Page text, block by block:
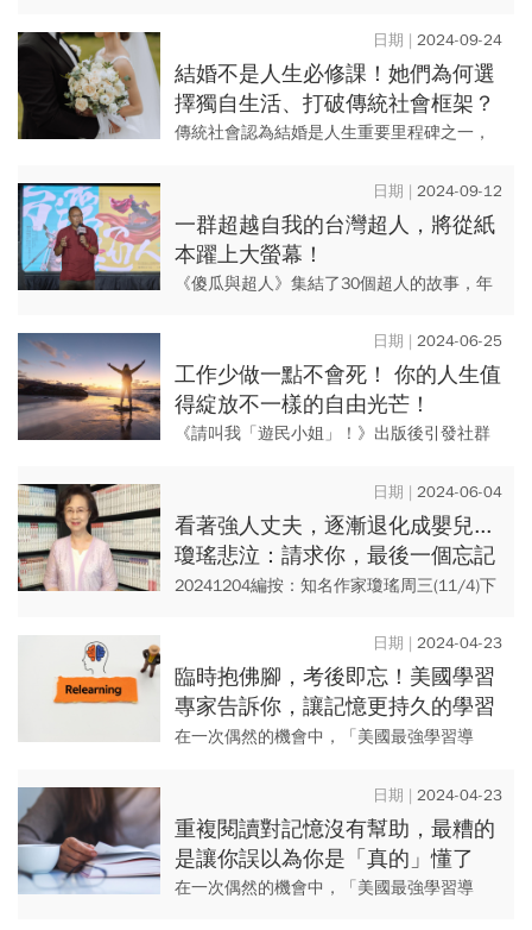
比5，一路追平到5比5，又從稍微落後的5比
6，將比數超前至7...
2024-09-24
結婚不是人生必修課！她們為何選
擇獨自生活、打破傳統社會框架？
傳統社會認為結婚是人生重要里程碑之一，
Aging Solo決定獨自生活的理由… 2024-09-12
一群超越自我的台灣超人，將從紙
本躍上大螢幕！
《傻瓜與超人》集結了30個超人的故事，年
映，這些超人將從紙本躍上大螢幕，用自己
的生命故事，鼓勵所有身處逆...
2024-06-25
工作少做一點不會死！ 你的人生值
得綻放不一樣的自由光芒！
《請叫我「遊民小姐」！》出版後引發社群
創意總監，卻天天爆肝加班，成為看不出原
形的高級社畜。 人人...
2024-06-04
看著強人丈夫，逐漸退化成嬰兒...
瓊瑤悲泣：請求你，最後一個忘記
我
20241204編按：知名作家瓊瑤周三(11/4)下
已無生命跡象，享壽86歲。 知名作家瓊瑤辭
世...
2024-04-23
臨時抱佛腳，考後即忘！美國學習
專家告訴你，讓記憶更持久的學習
時間分配法
在一次偶然的機會中，「美國最強學習導
意識到原來學生們都在用錯誤的方法學習。
經過二十年的科學研究...
2024-04-23
重複閱讀對記憶沒有幫助，最糟的
是讓你誤以為你是「真的」懂了
在一次偶然的機會中，「美國最強學習導